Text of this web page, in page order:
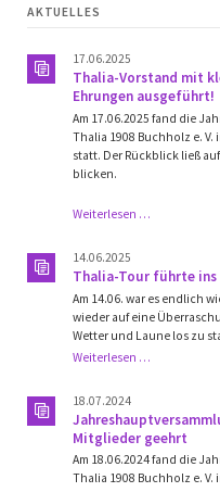
AKTUELLES
17.06.2025
Thalia-Vorstand mit
Ehrungen ausgeführt!
Am 17.06.2025 fand die
Thalia 1908 Buchholz e.
statt. Der Rückblick ließ
blicken.
Weiterlesen …Thalia-
kleinen
Änderungen!
Besondere
Ehrungen
ausgeführt!
14.06.2025
Thalia-Tour führte
Am 14.06. war es endlich
wieder auf eine
Wetter und Laune los zu
Weiterlesen …Thalia-
ins
Indianerdorf
18.07.2024
Mitglieder geehrt
Am 18.06.2024 fand die
Thalia 1908 Buchholz e.